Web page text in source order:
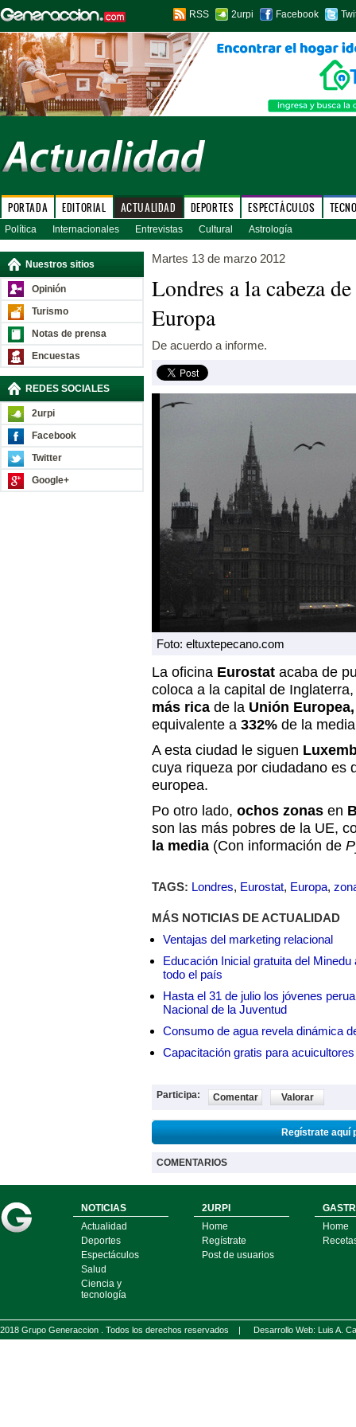
RSS 2urpi Facebook
PORTADA EDITORIAL ACTUALIDAD DEPORTES ESPECTÁCULOS
Política Internacionales Entrevistas Cultural Astrología
Nuestros sitios
Opinión
Turismo
Notas de prensa
Encuestas
REDES SOCIALES
2urpi
Facebook
Twitter
Google+
Martes 13 de marzo 2012
Londres a la cabeza
Europa
De acuerdo a informe.
Foto: eltuxtepecano.com
La oficina Eurostat acaba de
coloca a la capital de
más rica de la Unión Europea,
equivalente a 332% de la
A esta ciudad le siguen
cuya riqueza por ciudadano es
europea.
Po otro lado, ochos zonas en
son las más pobres de la UE,
la media (Con información de
TAGS: Londres, Eurostat, Europa,
MÁS NOTICIAS DE ACTUALIDAD
Ventajas del marketing relacional
Educación Inicial gratuita del
todo el país
Hasta el 31 de julio los jóvenes
Nacional de la Juventud
Consumo de agua revela dinámica
Capacitación gratis para
Participa: Comentar Valorar
Regístrate aquí
COMENTARIOS
NOTICIAS
Actualidad
Deportes
Espectáculos
Salud
Ciencia y
tecnología
2URPI
Home
Regístrate
Post de usuarios
Home
2018 Grupo Generaccion . Todos los derechos reservados | Desarrollo Web: Luis